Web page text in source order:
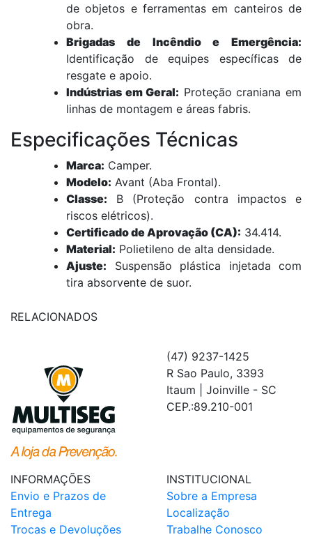
de objetos e ferramentas em canteiros de
obra.
Brigadas de Incêndio e Emergência:
Identificação de equipes específicas de
resgate e apoio.
Indústrias em Geral: Proteção craniana em
linhas de montagem e áreas fabris.
Especificações Técnicas
Marca: Camper.
Modelo: Avant (Aba Frontal).
Classe: B (Proteção contra impactos e
riscos elétricos).
Certificado de Aprovação (CA): 34.414.
Material: Polietileno de alta densidade.
Ajuste: Suspensão plástica injetada com
tira absorvente de suor.
RELACIONADOS
(47) 9237-1425
R Sao Paulo, 3393
Itaum | Joinville - SC
CEP.:89.210-001
INFORMAÇÕES
Envio e Prazos de
Entrega
Trocas e Devoluções
INSTITUCIONAL
Sobre a Empresa
Localização
Trabalhe Conosco